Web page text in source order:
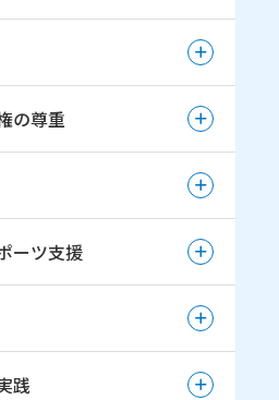
だける商品の提供（品質保証方
用
ステムの推進
期的開示）
の尊重
向上
経営
ーツ支援
ジャンプ振興・育成の取組み
践